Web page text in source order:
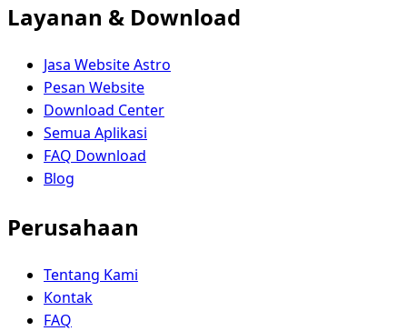
Layanan & Download
Jasa Website Astro
Pesan Website
Download Center
Semua Aplikasi
FAQ Download
Blog
Perusahaan
Tentang Kami
Kontak
FAQ